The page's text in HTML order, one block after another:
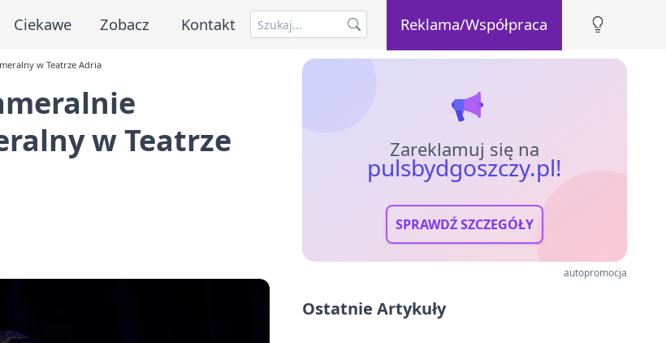
Ciekawe Zobacz Kontakt Reklama/Współpraca
w Teatrze Adria
w Teatrze
Zareklamuj się na
pulsbydgoszczy.pl!
SPRAWDŹ SZCZEGÓŁY
autopromocja
Ostatnie Artykuły